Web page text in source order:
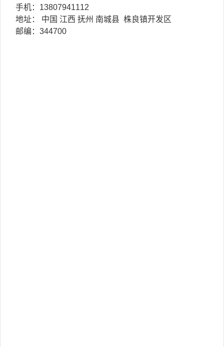
手机：13807941112
地址： 中国 江西 抚州 南城县 株良镇开发区
邮编：344700